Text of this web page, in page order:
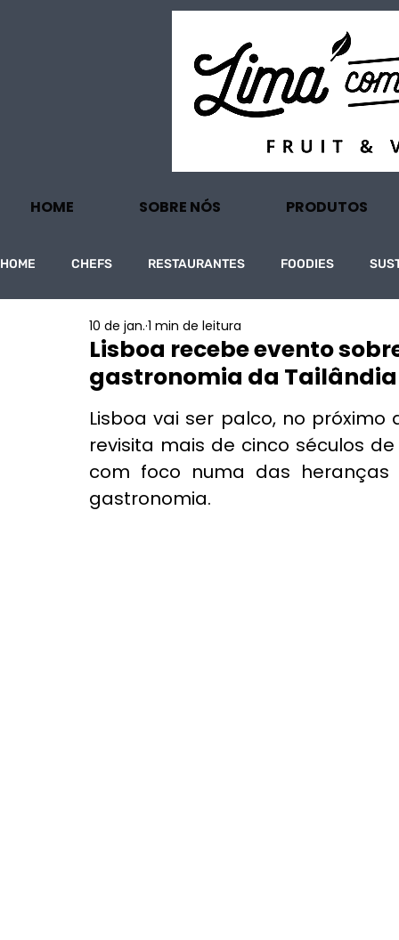
HOME SOBRE NÓS PRODUTOS
HOME CHEFS RESTAURANTES FOODIES
PROJECTOS TURISMO ECONOMIA
Lisboa recebe evento
gastronomia da Tailândia
10 de jan. 1 min de leitura
Lisboa vai ser palco, no
revisita mais de cinco séculos
com foco numa das
gastronomia.